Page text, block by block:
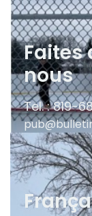
Faites
nous
Tel. : 819-